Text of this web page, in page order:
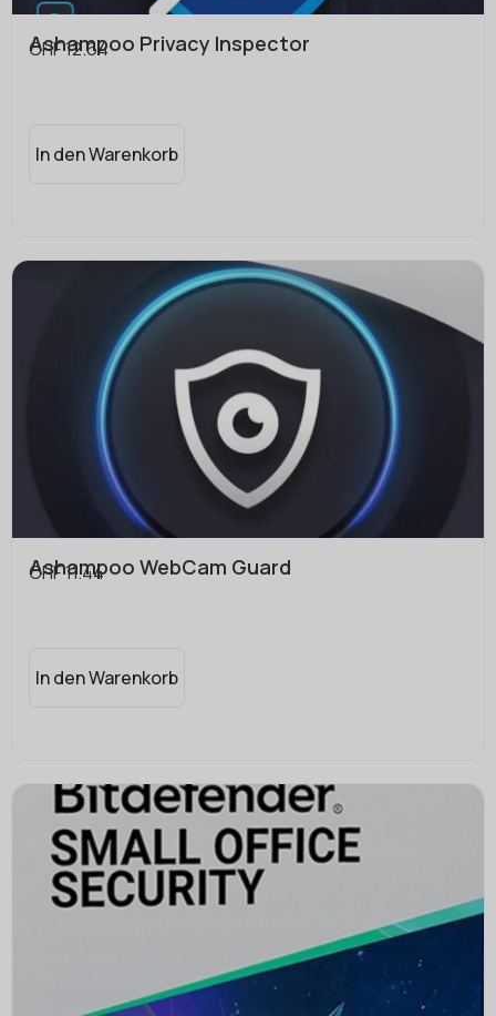
Ashampoo Privacy Inspector
CHF12.64
In den Warenkorb
Ashampoo WebCam Guard
CHF11.44
In den Warenkorb